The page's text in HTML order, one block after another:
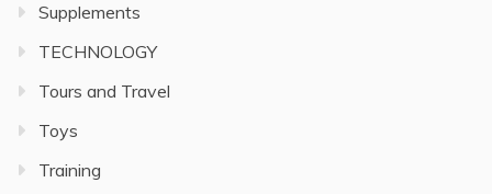
Supplements
TECHNOLOGY
Tours and Travel
Toys
Training